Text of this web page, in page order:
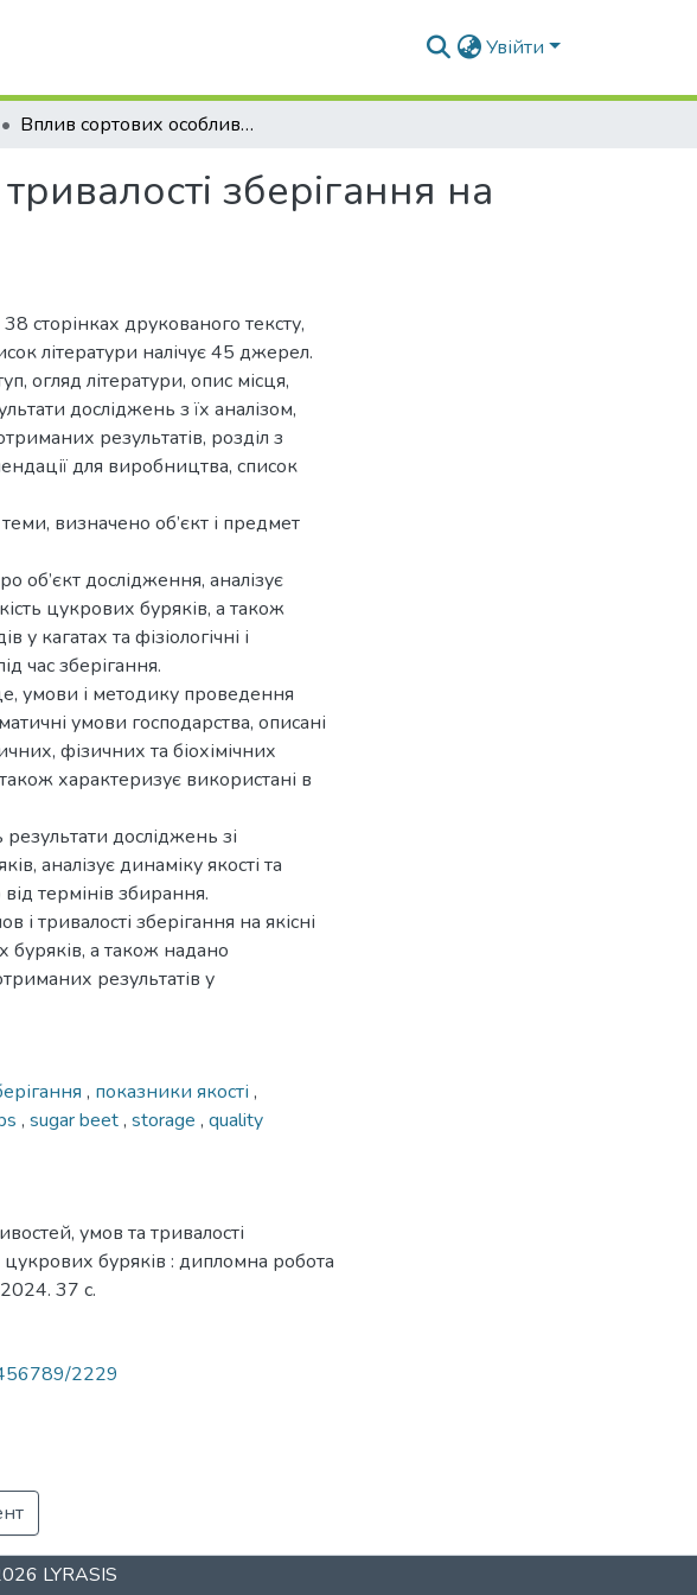
Увійти
Вплив сортових особливостей, умов та тривалості зберігання на якість коренеплодів цукрових буряків
зберігання на
сторінках друкованого тексту,
літератури налічує 45 джерел.
огляд літератури, опис місця,
досліджень з їх аналізом,
результатів, розділ з
для виробництва, список
визначено об’єкт і предмет
об’єкт дослідження, аналізує
цукрових буряків, а також
кагатах та фізіологічні і
час зберігання.
умови і методику проведення
умови господарства, описані
фізичних та біохімічних
характеризує використані в
досліджень зі
аналізує динаміку якості та
термінів збирання.
тривалості зберігання на якісні
а також надано
результатів у
, показники якості ,
, sugar beet, storage , quality
умов та тривалості
цукрових буряків : дипломна робота
37 с.
2229
LYRASIS